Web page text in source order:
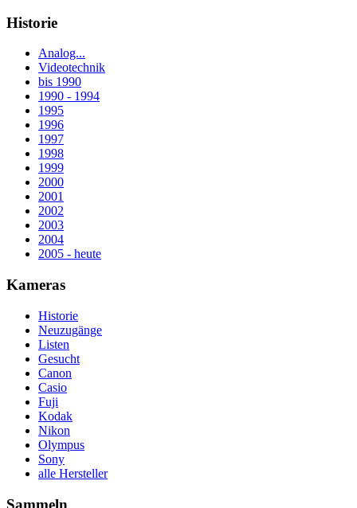
Historie
Analog...
Videotechnik
bis 1990
1990 - 1994
1995
1996
1997
1998
1999
2000
2001
2002
2003
2004
2005 - heute
Kameras
Historie
Neuzugänge
Listen
Gesucht
Canon
Casio
Fuji
Kodak
Nikon
Olympus
Sony
alle Hersteller
Sammeln